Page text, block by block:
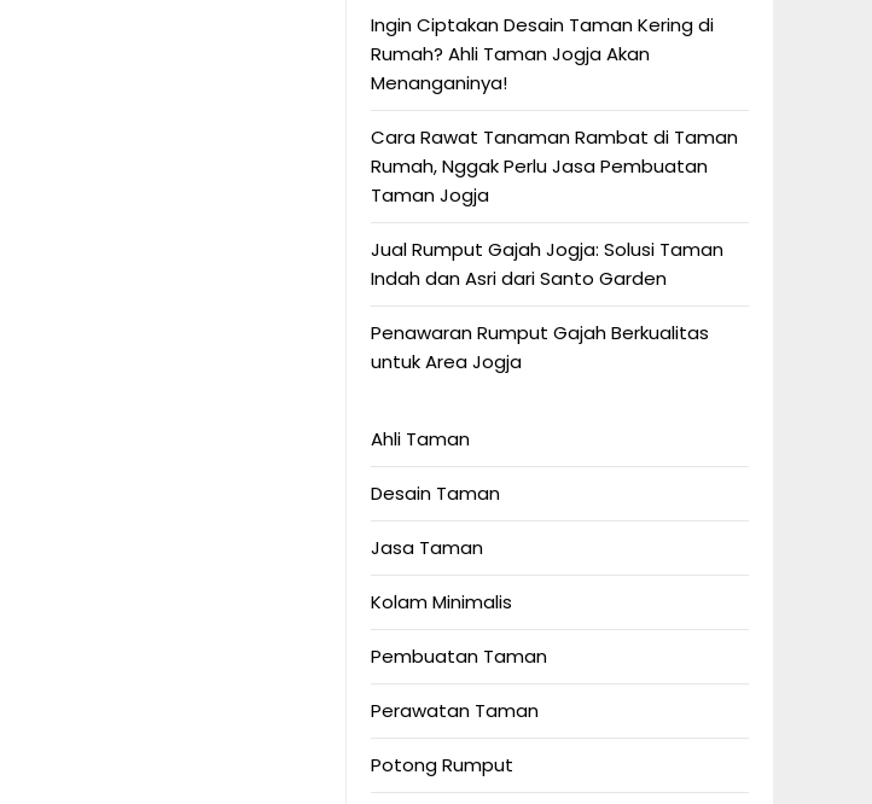
Ingin Ciptakan Desain Taman Kering di
Rumah? Ahli Taman Jogja Akan
Menanganinya!
Cara Rawat Tanaman Rambat di Taman
Rumah, Nggak Perlu Jasa Pembuatan
Taman Jogja
Jual Rumput Gajah Jogja: Solusi Taman
Indah dan Asri dari Santo Garden
Penawaran Rumput Gajah Berkualitas
untuk Area Jogja
Ahli Taman
Desain Taman
Jasa Taman
Kolam Minimalis
Pembuatan Taman
Perawatan Taman
Potong Rumput